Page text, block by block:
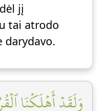
jį
tai atrodo
darydavo.
وَلَقَدۡ أَهۡلَكۡنَا